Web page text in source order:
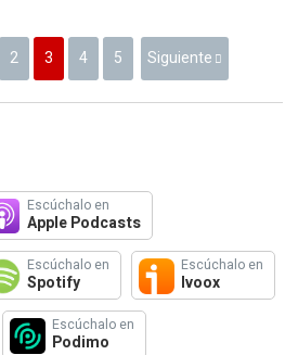
2 3 4 5 Siguiente
Escúchalo en
Apple Podcasts
Escúchalo en
Spotify
Escúchalo en
Ivoox
Escúchalo en
Podimo